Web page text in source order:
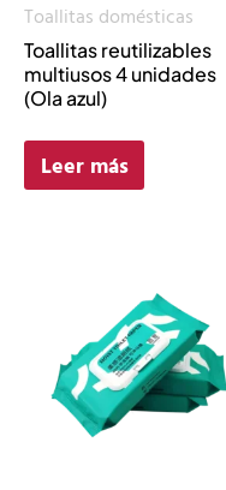
Toallitas domésticas
Toallitas reutilizables
multiusos 4 unidades
(Ola azul)
Leer más